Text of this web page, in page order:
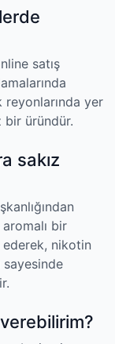
satış
reyonlarında yer
bir üründür.
sakız
bir
ederek, nikotin
sayesinde